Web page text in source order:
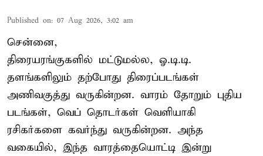
Published on: 07 Aug 2026, 3:02 am
சென்னை,
திரையரங்குகளில் மட்டுமல்ல, ஓ.டி.டி.
தளங்களிலும் தற்போது திரைப்படங்கள்
அணிவகுத்து வருகின்றன. வாரம் தோறும் புதிய
படங்கள், வெப் தொடர்கள் வெளியாகி
ரசிகர்களை கவர்ந்து வருகின்றன. அந்த
வகையில், இந்த வாரத்தையொட்டி இன்று